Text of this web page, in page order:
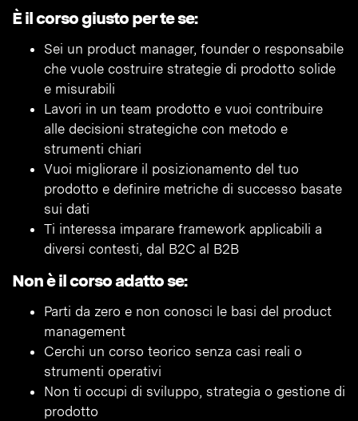
È il corso giusto per te se:
Sei un product manager, founder o responsabile
che vuole costruire strategie di prodotto solide
e misurabili
Lavori in un team prodotto e vuoi contribuire
alle decisioni strategiche con metodo e
strumenti chiari
Vuoi migliorare il posizionamento del tuo
prodotto e definire metriche di successo basate
sui dati
Ti interessa imparare framework applicabili a
diversi contesti, dal B2C al B2B
Non è il corso adatto se:
Parti da zero e non conosci le basi del product
management
Cerchi un corso teorico senza casi reali o
strumenti operativi
Non ti occupi di sviluppo, strategia o gestione di
prodotto